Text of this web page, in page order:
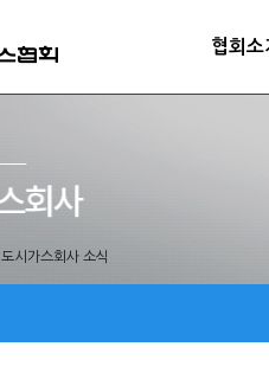
협회소
도시가스회사 소식